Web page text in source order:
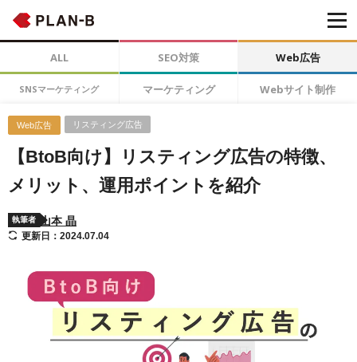
ALL SEO対策 Web広告
SNSマーケティング マーケティング Webサイト制作
Web広告 リスティング広告
【BtoB向け】リスティング広告の特徴、
メリット、運用ポイントを紹介
執筆者 山本 晶
更新日：2024.07.04